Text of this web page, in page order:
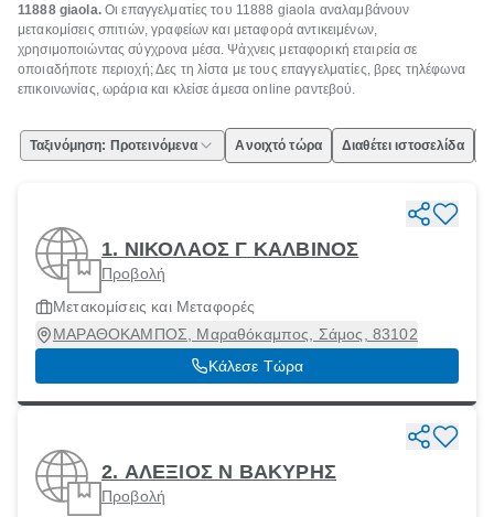
11888 giaola.Οι επαγγελματίες του 11888 giaola αναλαμβάνουν
μετακομίσεις σπιτιών, γραφείων και μεταφορά αντικειμένων,
χρησιμοποιώντας σύγχρονα μέσα. Ψάχνεις μεταφορική εταιρεία σε
οποιαδήποτε περιοχή; Δες τη λίστα με τους επαγγελματίες, βρες τηλέφωνα
επικοινωνίας, ωράρια και κλείσε άμεσα online ραντεβού.
Ταξινόμηση: Προτεινόμενα Ανοιχτό τώρα Διαθέτει ιστοσελίδα
1. ΝΙΚΟΛΑΟΣ Γ ΚΑΛΒΙΝΟΣ
Προβολή
Μετακομίσεις και Μεταφορές
ΜΑΡΑΘΟΚΑΜΠΟΣ, Μαραθόκαμπος, Σάμος, 83102
Κάλεσε Τώρα
2. ΑΛΕΞΙΟΣ Ν ΒΑΚΥΡΗΣ
Προβολή